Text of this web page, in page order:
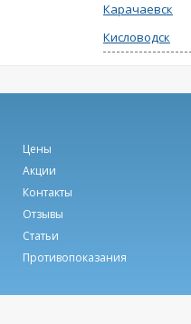
Карачаевск
Кисловодск
Цены
Акции
Контакты
Отзывы
Статьи
Противопоказания